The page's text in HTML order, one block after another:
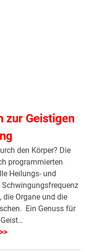
zur Geistigen
den Körper? Die
programmierten
Heilungs- und
Schwingungsfrequenz
die Organe und die
Ein Genuss für